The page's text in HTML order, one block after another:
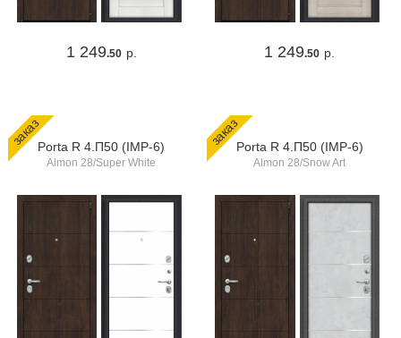
1 249.50 р. 1 249.50 р.
заказPorta R 4.П50 (IMP-6)
Almon 28/Super White
заказPorta R 4.П50 (IMP-6)
Almon 28/Snow Art